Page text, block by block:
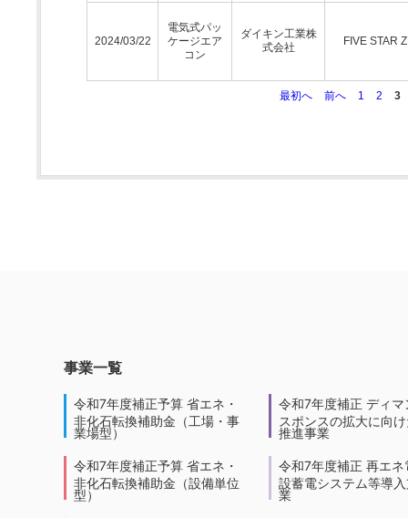
2024/03/22
電気式パッ
ケージエア
コン
ダイキン工業株
式会社
FIVE STAR
最初へ 前へ 1 2 3
事業一覧
令和7年度補正予算 省エネ・
非化石転換補助金（工場・事
業場型）
令和7年度補正予算 省エネ・
非化石転換補助金（設備単位
型）
令和7年度補正 ディマ
スポンスの拡大に向
推進事業
令和7年度補正 再エネ
設蓄電システム等導
業